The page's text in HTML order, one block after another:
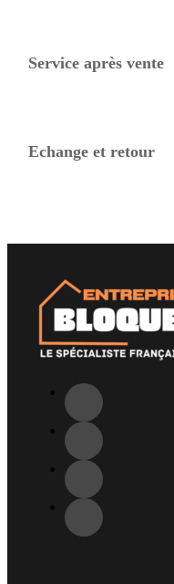
Service après vente
Echange et retour